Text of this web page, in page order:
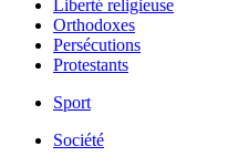
Liberté religieuse
Orthodoxes
Persécutions
Protestants
Sport
Société